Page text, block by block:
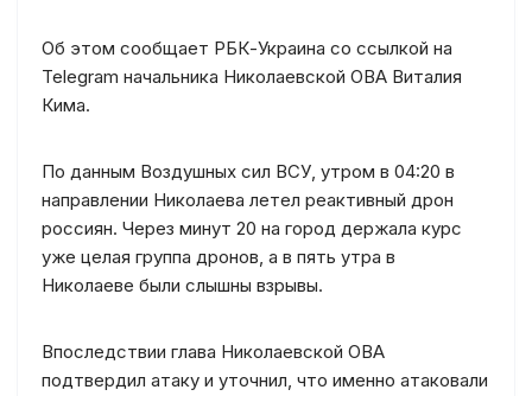
Об этом сообщает РБК-Украина со ссылкой на
Telegram начальника Николаевской ОВА Виталия
Кима.
По данным Воздушных сил ВСУ, утром в 04:20 в
направлении Николаева летел реактивный дрон
россиян. Через минут 20 на город держала курс
уже целая группа дронов, а в пять утра в
Николаеве были слышны взрывы.
Впоследствии глава Николаевской ОВА
подтвердил атаку и уточнил, что именно атаковали